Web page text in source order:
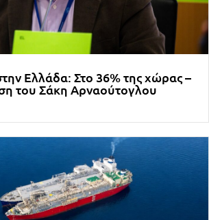
Ελλάδα: Στο 36% της χώρας –
του Σάκη Αρναούτογλου